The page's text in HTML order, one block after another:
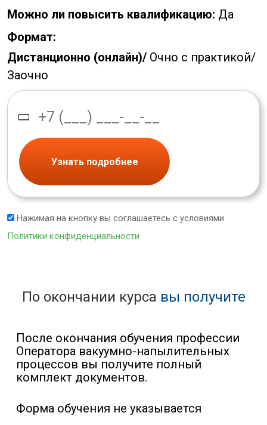
Можно ли повысить квалификацию: Да
Формат:
Дистанционно (онлайн)/ Очно с практикой/
Заочно
Узнать подробнее
Нажимая на кнопку вы соглашаетесь с условиями
Политики конфиденциальности
По окончании курса вы получите
После окончания обучения профессии
Оператора вакуумно-напылительных
процессов вы получите полный
комплект документов.
Форма обучения не указывается